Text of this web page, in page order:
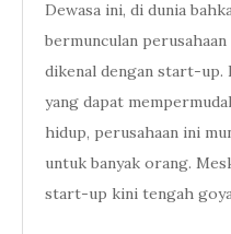
Dewasa ini, di dunia
bermunculan
dikenal dengan start-up.
yang dapat
hidup, perusahaan ini
untuk banyak orang.
start-up kini tengah